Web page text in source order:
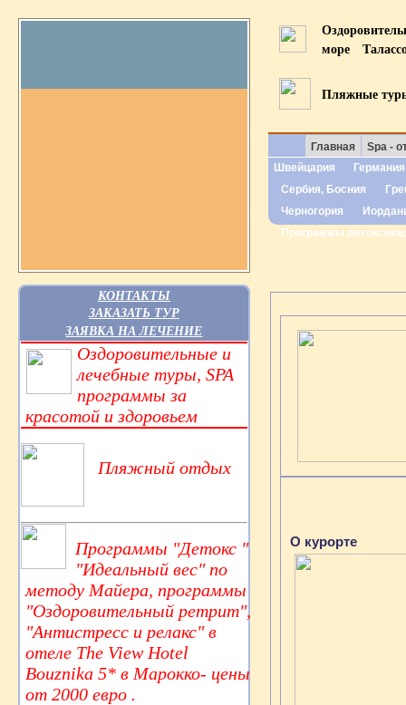
КОНТАКТЫ
ЗАКАЗАТЬ ТУР
ЗАЯВКА НА ЛЕЧЕНИЕ
Оздоровительные и
лечебные туры, SPA
программы за
красотой и здоровьем
Пляжный отдых
Программы "Детокс "
"Идеальный вес" по
методу Майера, программы
"Оздоровительный ретрит",
"Антистресс и релакс" в
отеле The View Hotel
Bouznika 5* в Марокко- цены
от 2000 евро .
море
Пляжные
Главная
Spa -
Швейцария
Германия
Сербия, Босния
Черногория
Программы
О курорте